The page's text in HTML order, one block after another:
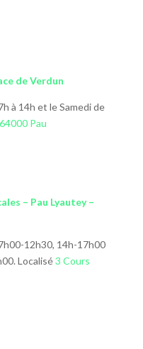
deVerdun
à 14h et le Samedi de
Pau
– Pau Lyautey –
12h30, 14h-17h00
Localisé3 Cours